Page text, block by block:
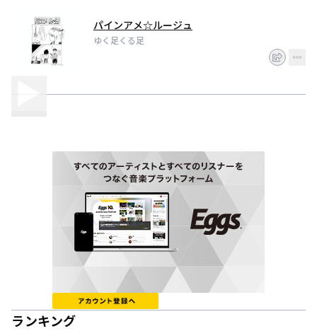
パインアメ☆ルージュ
ゆく足くる足
ランキング